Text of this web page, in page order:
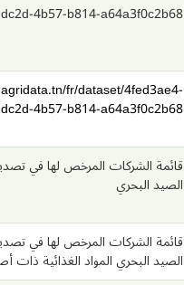
dc2d-4b57-b814-a64a3f0c2b68
fr/dataset/4fed3ae4-
dc2d-4b57-b814-a64a3f0c2b68
قائمة الشركات المرخص لها في
الصيد البحري
قائمة الشركات المرخص لها في
الصيد البحري المواد الغذائية ذات